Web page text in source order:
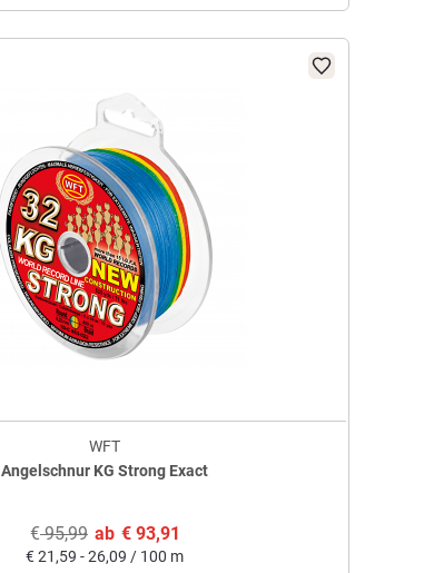
WFT
Angelschnur KG Strong Exact
€95,99 ab €93,91
€ 21,59 - 26,09 / 100 m